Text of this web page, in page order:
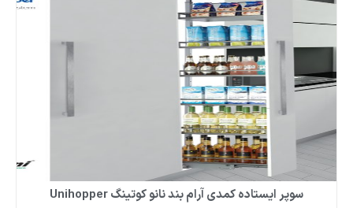
سوپر ایستاده کمدی آرام بند نانو کوتینگ Unihopper